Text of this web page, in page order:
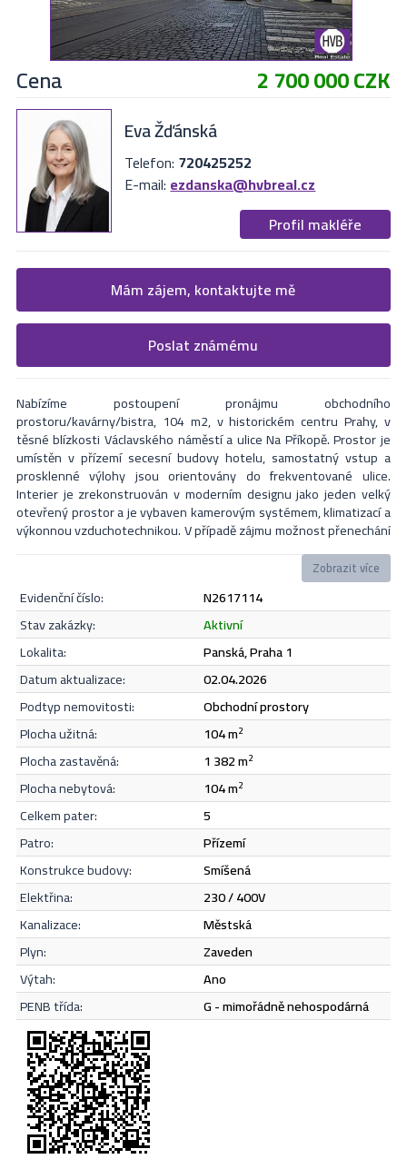
Cena 2 700 000 CZK
Eva Žďánská
Telefon: 720425252
E-mail:ezdanska@hvbreal.cz
Profil makléře
Žádost o více informací
Vyplňte následující formulář. Upřesněte, co by Vás zajímalo. V
nejbližší Vás naši makléři kontaktují.
Souhlasím sezásadami ochrany osobních údajů.
Odeslat
Mám zájem, kontaktujte mě
Formulář odešle nabídku na uvedený email
Poslat známému
Nabízíme postoupení pronájmu obchodního
prostoru/kavárny/bistra, 104 m2, v historickém centru Prahy, v
těsné blízkosti Václavského náměstí a ulice Na Příkopě. Prostor je
umístěn v přízemí secesní budovy hotelu, samostatný vstup a
prosklenné výlohy jsou orientovány do frekventované ulice.
Interier je zrekonstruován v moderním designu jako jeden velký
otevřený prostor a je vybaven kamerovým systémem, klimatizací a
výkonnou vzduchotechnikou. V případě zájmu možnost přenechání
části zařízení. Aktuální kolaudace je pro gastro provoz. Vhodné
nejen pro kavárnu, bistro nebo restauraci, ale též pro prodej
jakéhokoli vhodného sortimentu nebo služby. Nájemné 100.000
Kč/měsíc bez DPH, zálohy na služby 8.000 Kč/měsíc. Za postoupení
pronájmu je požadováno odstupné. Fotografie jsou pouze
ilustrační! Foto interieru na vyžádání. Pro více informací a sjednání
prohlídky mě kontaktujte.
Zobrazit více
evidenční číslo:
N2617114
stav zakázky:
aktivní
lokalita:
Panská, Praha 1
datum aktualizace:
02.04.2026
podtyp nemovitosti:
obchodní prostory
plocha užitná:
104 m2
plocha zastavěná: 1 382 m2
plocha nebytová: 104 m2
celkem pater:
5
patro:
přízemí
konstrukce budovy:
smíšená
elektřina:
230 / 400V
kanalizace:
městská
plyn:
zaveden
výtah:
Ano
PENB třída:
G - mimořádně nehospodárná